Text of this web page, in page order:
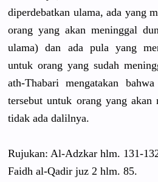
diperdebatkan ulama, ada yang
orang yang akan meninggal
ulama) dan ada pula yang
untuk orang yang sudah
ath-Thabari mengatakan bahwa
tersebut untuk orang yang akan
tidak ada dalilnya.
Rujukan: Al-Adzkar hlm. 131-
Faidh al-Qadir juz 2 hlm. 85.